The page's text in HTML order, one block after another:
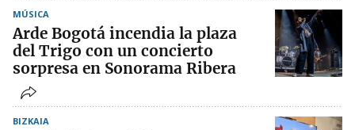
MÚSICA
Arde Bogotá incendia la plaza
del Trigo con un concierto
sorpresa en Sonorama Ribera
BIZKAIA